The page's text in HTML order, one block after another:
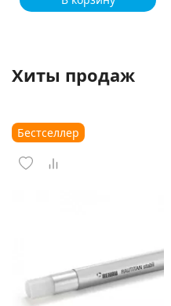
Хиты продаж
Бестселлер